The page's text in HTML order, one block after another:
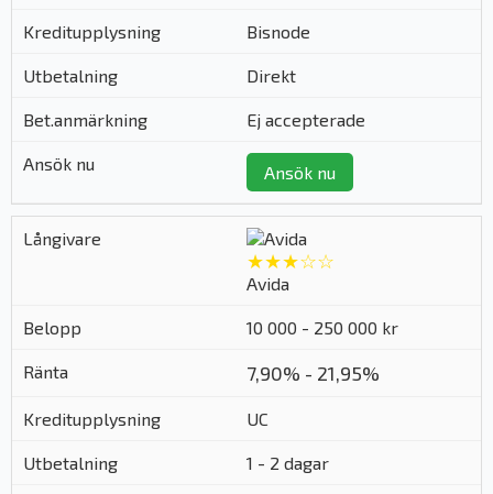
Bisnode
Direkt
Ej accepterade
Ansök nu
★★★☆☆
Avida
10 000 - 250 000 kr
7,90% - 21,95%
UC
1 - 2 dagar